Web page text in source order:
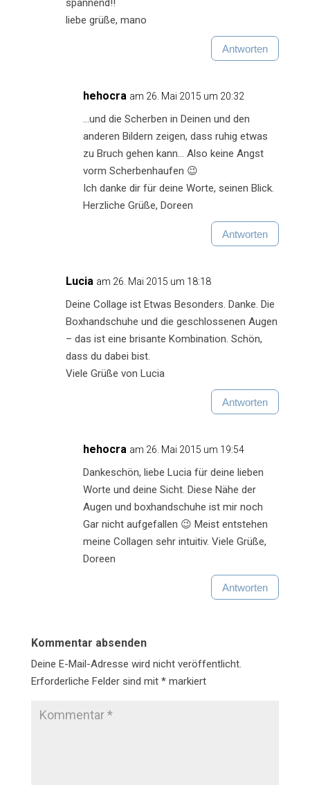
spannend!!
liebe grüße, mano
Antworten
hehocra am 26. Mai 2015 um 20:32
…und die Scherben in Deinen und den
anderen Bildern zeigen, dass ruhig etwas
zu Bruch gehen kann… Also keine Angst
vorm Scherbenhaufen 😉
Ich danke dir für deine Worte, seinen Blick.
Herzliche Grüße, Doreen
Antworten
Lucia am 26. Mai 2015 um 18:18
Deine Collage ist Etwas Besonders. Danke. Die
Boxhandschuhe und die geschlossenen Augen
– das ist eine brisante Kombination. Schön,
dass du dabei bist.
Viele Grüße von Lucia
Antworten
hehocra am 26. Mai 2015 um 19:54
Dankeschön, liebe Lucia für deine lieben
Worte und deine Sicht. Diese Nähe der
Augen und boxhandschuhe ist mir noch
Gar nicht aufgefallen 😉 Meist entstehen
meine Collagen sehr intuitiv. Viele Grüße,
Doreen
Antworten
Kommentar absenden
Deine E-Mail-Adresse wird nicht veröffentlicht.
Erforderliche Felder sind mit *markiert